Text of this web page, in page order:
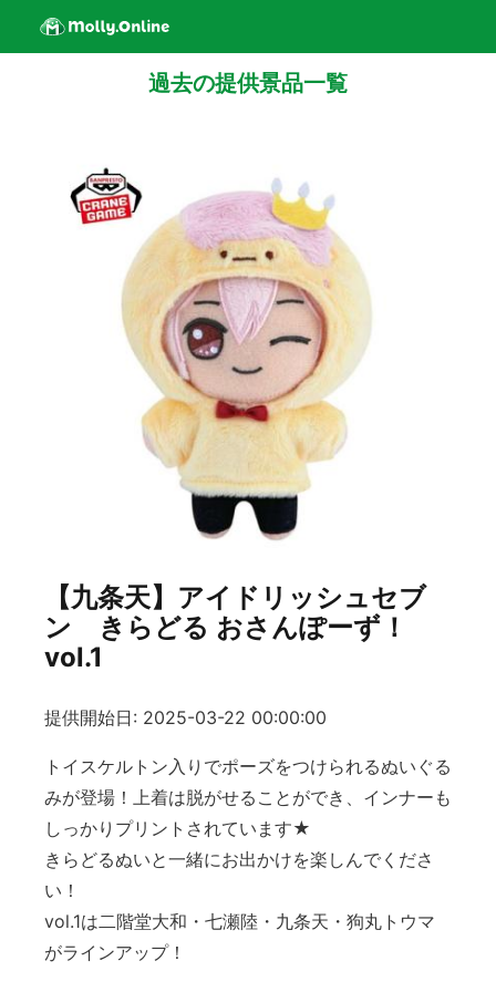
過去の提供景品一覧
【九条天】アイドリッシュセブ
ン きらどる おさんぽーず！
vol.1
提供開始日: 2025-03-22 00:00:00
トイスケルトン入りでポーズをつけられるぬいぐる
みが登場！上着は脱がせることができ、インナーも
しっかりプリントされています★
きらどるぬいと一緒にお出かけを楽しんでくださ
い！
vol.1は二階堂大和・七瀬陸・九条天・狗丸トウマ
がラインアップ！